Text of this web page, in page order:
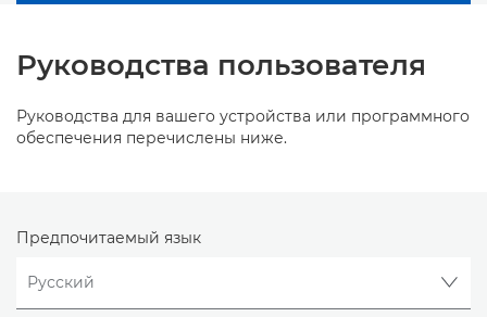
Руководства пользователя
Руководства для вашего устройства или программного
обеспечения перечислены ниже.
Предпочитаемый язык